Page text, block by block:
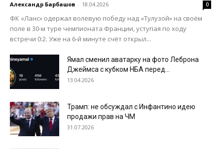
Александр Барбашов - 18.04.2026 0
ФК «Ланс» одержал волевую победу над «Тулузой» на своём
поле в 30-м туре чемпионата Франции, уступая по ходу
встречи 0:2. Уже на 6-й минуте счёт открыл...
Ямал сменил аватарку на фото Леброна
Джеймса с кубком НБА перед...
13.04.2026
Трамп: не обсуждал с Инфантино идею
продажи прав на ЧМ
31.07.2026